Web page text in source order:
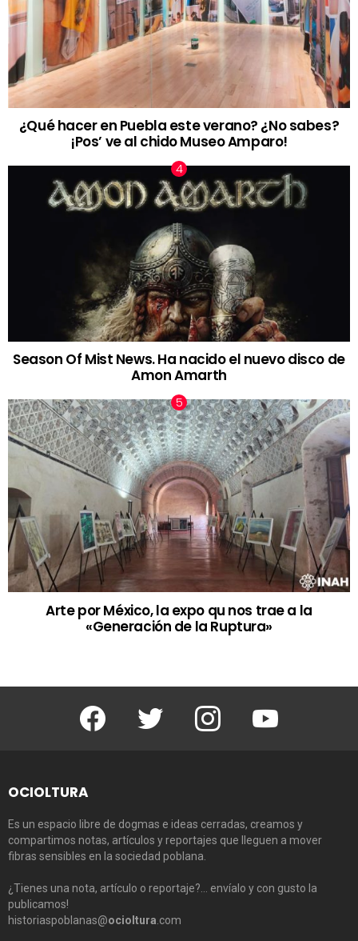
¿Qué hacer en Puebla este verano? ¿No sabes?
¡Pos’ ve al chido Museo Amparo!
Season Of Mist News. Ha nacido el nuevo disco de
Amon Amarth
Arte por México, la expo qu nos trae a la
«Generación de la Ruptura»
Facebook Twitter Instagram Youtube
OCIOLTURA
Es un espacio libre de dogmas e ideas cerradas, creamos y
compartimos notas, artículos y reportajes que lleguen a mover
fibras sensibles en la sociedad poblana.
¿Tienes una nota, artículo o reportaje?… envíalo y con gusto la
publicamos!
historiaspoblanas@ocioltura .com